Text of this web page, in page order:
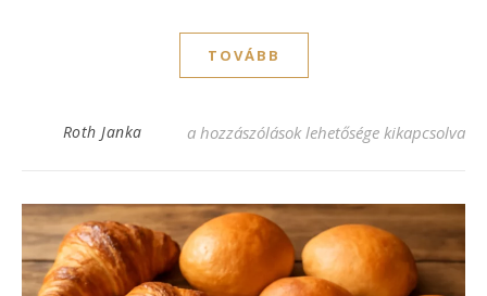
TOVÁBB
Roth Janka Puha pizzás csiga recept, amit imádni
a hozzászólások lehetősége kikapcsolva